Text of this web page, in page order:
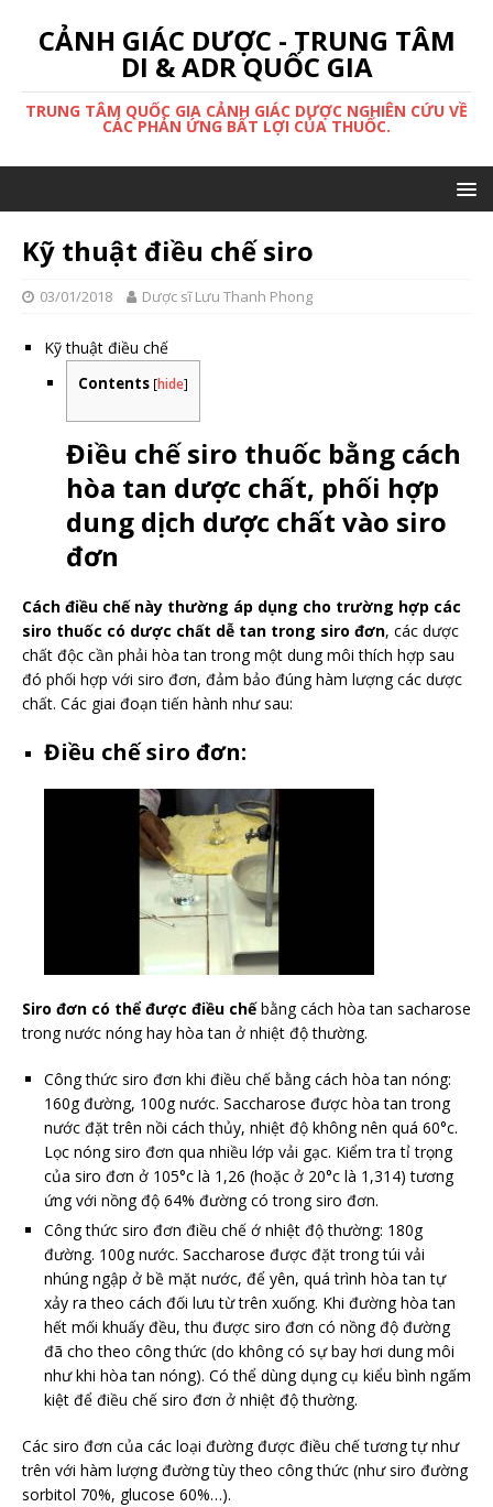
CẢNH GIÁC DƯỢC - TRUNG TÂM
DI & ADR QUỐC GIA
TRUNG TÂM QUỐC GIA CẢNH GIÁC DƯỢC NGHIÊN CỨU VỀ
CÁC PHẢN ỨNG BẤT LỢI CỦA THUỐC.
Kỹ thuật điều chế siro
03/01/2018 Dược sĩ Lưu Thanh Phong
Kỹ thuật điều chế
Contents [hide]
Điều chế siro thuốc bằng cách
hòa tan dược chất, phối hợp
dung dịch dược chất vào siro
đơn
Cách điều chế này thường áp dụng cho trường hợp các
siro thuốc có dược chất dễ tan trong siro đơn, các dược
chất độc cần phải hòa tan trong một dung môi thích hợp sau
đó phối hợp với siro đơn, đảm bảo đúng hàm lượng các dược
chất. Các giai đoạn tiến hành như sau:
Điều chế siro đơn:
Siro đơn có thể được điều chếbằng cách hòa tan sacharose
trong nước nóng hay hòa tan ở nhiệt độ thường.
Công thức siro đơn khi điều chế bằng cách hòa tan nóng:
160g đường, 100g nước. Saccharose được hòa tan trong
nước đặt trên nồi cách thủy, nhiệt độ không nên quá 60°c.
Lọc nóng siro đơn qua nhiều lớp vải gạc. Kiểm tra tỉ trọng
của siro đơn ở 105°c là 1,26 (hoặc ở 20°c là 1,314) tương
ứng với nồng độ 64% đường có trong siro đơn.
Công thức siro đơn điều chế ớ nhiệt độ thường: 180g
đường. 100g nước. Saccharose được đặt trong túi vải
nhúng ngập ở bề mặt nước, để yên, quá trình hòa tan tự
xảy ra theo cách đối lưu từ trên xuống. Khi đường hòa tan
hết mối khuấy đều, thu được siro đơn có nồng độ đường
đã cho theo công thức (do không có sự bay hơi dung môi
như khi hòa tan nóng). Có thể dùng dụng cụ kiểu bình ngấm
kiệt để điều chế siro đơn ở nhiệt độ thường.
Các siro đơn của các loại đường được điều chế tương tự như
trên với hàm lượng đường tùy theo công thức (như siro đường
sorbitol 70%, glucose 60%…).